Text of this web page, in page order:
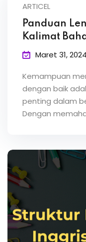
ARTICEL
Panduan
Kalimat
Maret 31, 2024
Kemampuan
dengan baik
penting dalam
Dengan